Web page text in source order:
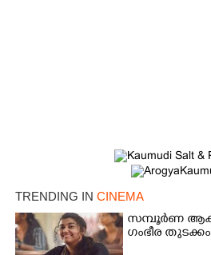
TRENDING IN CINEMA
സമ്പൂർണ
ഗംഭീര തുടക്കം